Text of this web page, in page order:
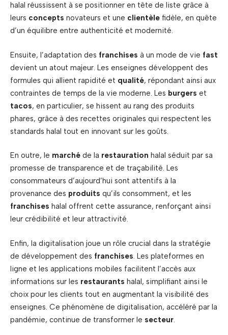
halal réussissent à se positionner en tête de liste grâce à
leurs concepts novateurs et une clientèle fidèle, en quête
d’un équilibre entre authenticité et modernité.
Ensuite, l’adaptation des franchises à un mode de vie fast
devient un atout majeur. Les enseignes développent des
formules qui allient rapidité et qualité, répondant ainsi aux
contraintes de temps de la vie moderne. Les burgers et
tacos, en particulier, se hissent au rang des produits
phares, grâce à des recettes originales qui respectent les
standards halal tout en innovant sur les goûts.
En outre, le marché de la restauration halal séduit par sa
promesse de transparence et de traçabilité. Les
consommateurs d’aujourd’hui sont attentifs à la
provenance des produits qu’ils consomment, et les
franchises halal offrent cette assurance, renforçant ainsi
leur crédibilité et leur attractivité.
Enfin, la digitalisation joue un rôle crucial dans la stratégie
de développement des franchises . Les plateformes en
ligne et les applications mobiles facilitent l’accès aux
informations sur les restaurants halal, simplifiant ainsi le
choix pour les clients tout en augmentant la visibilité des
enseignes. Ce phénomène de digitalisation, accéléré par la
pandémie, continue de transformer le secteur